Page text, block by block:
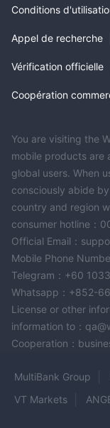
Conditions
Appel de recherche
Vérification officielle
Coopération
You are visiting the
mobile products are
global users. When
consciously abide
country and region
consumer hotline：
Official Email：
Mobile Phone
Telegram：+60
Whatsapp：+852-
License or other
information to：
Cooperation：
MultiBank Group
VT Markets